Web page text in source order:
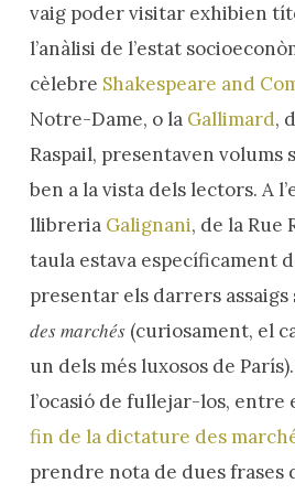
vaig poder visitar exhibien
l’anàlisi de l’estat
cèlebre Shakespeare and
Notre-Dame, o la Gallimard,
Raspail, presentaven volums
ben a la vista dels lectors. A
llibreria Galignani, de la Rue
taula estava específicament
presentar els darrers assaigs
des marchés(curiosament, el
un dels més luxosos de
l’ocasió de fullejar-los,
fin de la dictature des
prendre nota de dues frases